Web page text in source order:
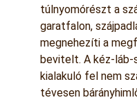
túlnyomórészt a
garatfalon,
megnehezíti a
bevitelt. A kéz-láb-
kialakuló fel nem
tévesen